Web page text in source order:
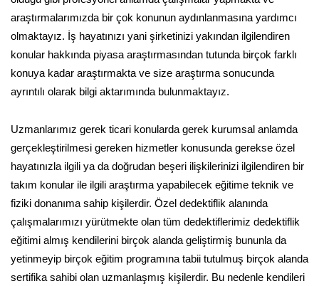
araştırmalarımızda bir çok konunun aydınlanmasına yardımcı
olmaktayız. İş hayatınızı yani şirketinizi yakından ilgilendiren
konular hakkında piyasa araştırmasından tutunda birçok farklı
konuya kadar araştırmakta ve size araştırma sonucunda
ayrıntılı olarak bilgi aktarımında bulunmaktayız.
Uzmanlarımız gerek ticari konularda gerek kurumsal anlamda
gerçekleştirilmesi gereken hizmetler konusunda gerekse özel
hayatınızla ilgili ya da doğrudan beşeri ilişkilerinizi ilgilendiren bir
takım konular ile ilgili araştırma yapabilecek eğitime teknik ve
fiziki donanıma sahip kişilerdir. Özel dedektiflik alanında
çalışmalarımızı yürütmekte olan tüm dedektiflerimiz dedektiflik
eğitimi almış kendilerini birçok alanda geliştirmiş bununla da
yetinmeyip birçok eğitim programına tabii tutulmuş birçok alanda
sertifika sahibi olan uzmanlaşmış kişilerdir. Bu nedenle kendileri